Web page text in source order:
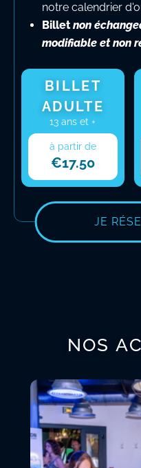
notre calendrier
​Billetnon
modifiable et non
BILLET
ADULTE
13 ans et +
à partir de
Prix de l'offre:
€17.50
JE
NOS